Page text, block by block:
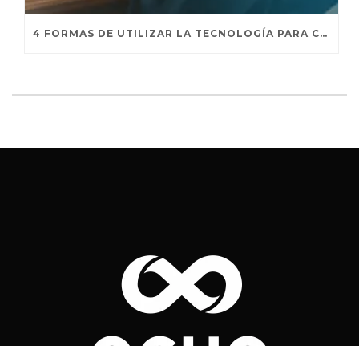
4 FORMAS DE UTILIZAR LA TECNOLOGÍA PARA CREAR EXPERIENCIAS